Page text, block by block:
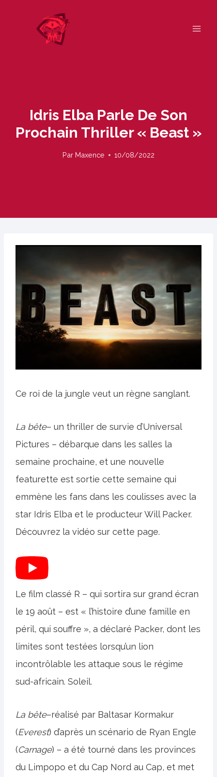
Idris Elba Parle De Son
Prochain Thriller « Beast »
Par Maxence 10/08/2022
Ce roi de la jungle veut un règne sanglant.
La bête– un thriller de survie d’Universal
Pictures – débarque dans les salles la
semaine prochaine, et une nouvelle
featurette est sortie cette semaine qui
emmène les fans dans les coulisses avec la
star Idris Elba et le producteur Will Packer.
Découvrez la vidéo sur cette page.
Le film classé R – qui sortira sur grand écran
le 19 août – est « l’histoire d’une famille en
péril, qui souffre », a déclaré Packer, dont les
limites sont testées lorsqu’un lion
incontrôlable les attaque sous le régime
sud-africain. Soleil.
La bête–réalisé par Baltasar Kormakur
(Everest) d’après un scénario de Ryan Engle
(Carnage) – a été tourné dans les provinces
du Limpopo et du Cap Nord au Cap, et met